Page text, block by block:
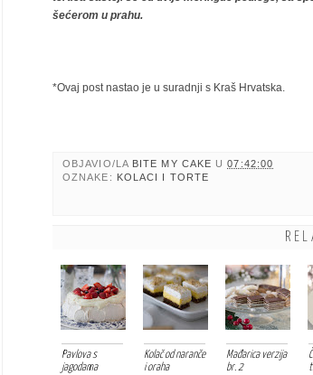
šećerom u prahu.
*Ovaj post nastao je u suradnji s Kraš Hrvatska.
OBJAVIO/LA BITE MY CAKE U07:42:00
OZNAKE: KOLACI I TORTE
Pavlova s
jagodama
Kolač od naranče
i oraha
Mađarica verzija
br. 2